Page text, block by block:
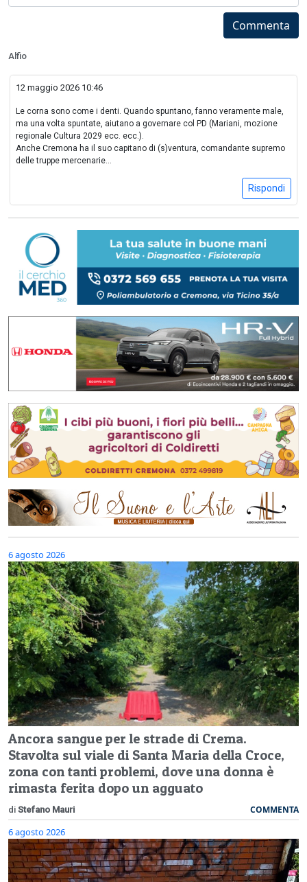
Commenta
Alfio
12 maggio 2026 10:46
Le corna sono come i denti. Quando spuntano, fanno veramente male,
ma una volta spuntate, aiutano a governare col PD (Mariani, mozione
regionale Cultura 2029 ecc. ecc.).
Anche Cremona ha il suo capitano di (s)ventura, comandante supremo
delle truppe mercenarie...
Rispondi
6 agosto 2026
Ancora sangue per le strade di Crema.
Stavolta sul viale di Santa Maria della Croce,
zona con tanti problemi, dove una donna è
rimasta ferita dopo un agguato
di Stefano Mauri COMMENTA
6 agosto 2026